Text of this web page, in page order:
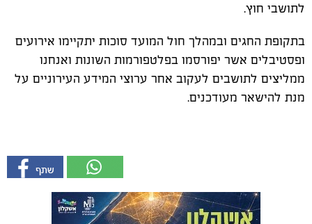
לתושבי חוץ.
בתקופת החגים ובמהלך חול המועד סוכות יתקיימו אירועים
ופסטיבלים אשר יפורסמו בפלטפורמות השונות ואנחנו
ממליצים לתושבים לעקוב אחר ערוצי המידע העירוניים על
מנת להישאר מעודכנים.